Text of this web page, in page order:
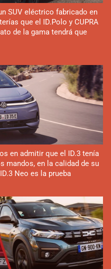
SUV eléctrico fabricado en
que el ID.Polo y CUPRA
de la gama tendrá que
en admitir que el ID.3 tenía
mandos, en la calidad de su
Neo es la prueba